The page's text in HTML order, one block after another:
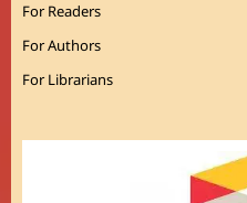
For Readers
For Authors
For Librarians